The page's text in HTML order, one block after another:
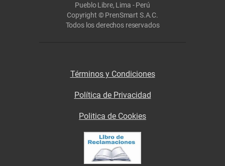
Pueblo Libre, Lima - Perú
Copyright © PrenSmart S.A.C.
Todos los derechos reservados
Términos y Condiciones
Política de Privacidad
Politica de Cookies